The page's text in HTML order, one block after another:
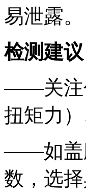
易泄露。
检测建议
——关注
扭矩力
——如盖
数，选